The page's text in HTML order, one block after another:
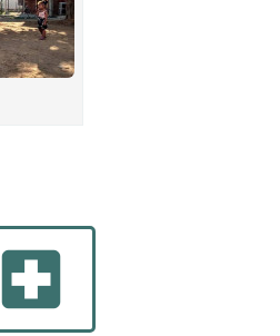
local_hospital